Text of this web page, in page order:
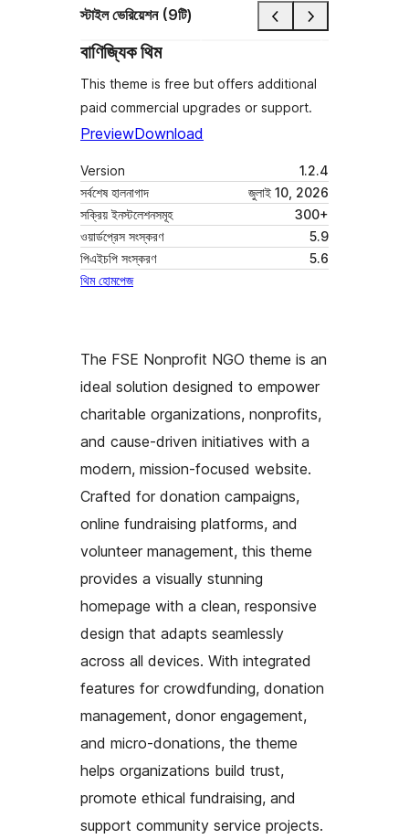
স্টাইল ভেরিয়েশন (9টি)
বাণিজ্যিক থিম
This theme is free but offers additional
paid commercial upgrades or support.
PreviewDownload
Version
1.2.4
সর্বশেষ হালনাগাদ
জুলাই 10, 2026
সক্রিয় ইনস্টলেশনসমূহ
300+
ওয়ার্ডপ্রেস সংস্করণ
5.9
পিএইচপি সংস্করণ
5.6
থিম হোমপেজ
The FSE Nonprofit NGO theme is an
ideal solution designed to empower
charitable organizations, nonprofits,
and cause-driven initiatives with a
modern, mission-focused website.
Crafted for donation campaigns,
online fundraising platforms, and
volunteer management, this theme
provides a visually stunning
homepage with a clean, responsive
design that adapts seamlessly
across all devices. With integrated
features for crowdfunding, donation
management, donor engagement,
and micro-donations, the theme
helps organizations build trust,
promote ethical fundraising, and
support community service projects.